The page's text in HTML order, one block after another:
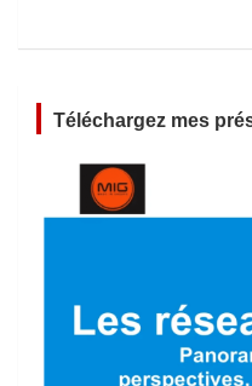
Téléchargez mes